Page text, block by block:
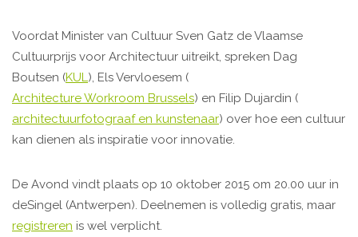
Voordat Minister van Cultuur Sven Gatz de Vlaamse
Cultuurprijs voor Architectuur uitreikt, spreken Dag
Boutsen (KUL), Els Vervloesem (
Architecture Workroom Brussels) en Filip Dujardin (
architectuurfotograaf en kunstenaar) over hoe een cultuur
kan dienen als inspiratie voor innovatie.
De Avond vindt plaats op 10 oktober 2015 om 20.00 uur in
deSingel (Antwerpen). Deelnemen is volledig gratis, maar
registreren is wel verplicht.